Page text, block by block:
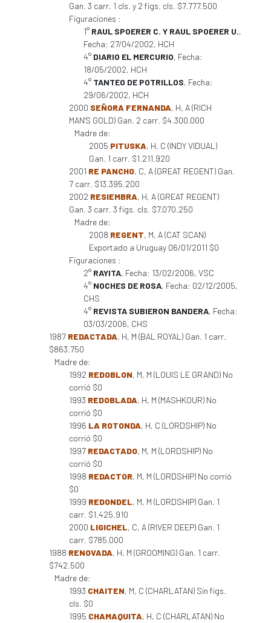
Gan. 3 carr. 1 cls. y 2 figs. cls. $7.777.500
Figuraciones :
1° RAUL SPOERER C. Y RAUL SPOERER U.,
Fecha: 27/04/2002, HCH
4° DIARIO EL MERCURIO, Fecha:
18/05/2002, HCH
4° TANTEO DE POTRILLOS, Fecha:
29/06/2002, HCH
2000 SEÑORA FERNANDA, H, A (RICH
MAN'S GOLD) Gan. 2 carr. $4.300.000
Madre de:
2005 PITUSKA, H, C (INDY VIDUAL)
Gan. 1 carr. $1.211.920
2001 RE PANCHO, C, A (GREAT REGENT) Gan.
7 carr. $13.395.200
2002 RESIEMBRA, H, A (GREAT REGENT)
Gan. 3 carr. 3 figs. cls. $7.070.250
Madre de:
2008 REGENT, M, A (CAT SCAN)
Exportado a Uruguay 06/01/2011 $0
Figuraciones :
2° RAYITA, Fecha: 13/02/2006, VSC
4° NOCHES DE ROSA, Fecha: 02/12/2005,
CHS
4° REVISTA SUBIERON BANDERA, Fecha:
03/03/2006, CHS
1987 REDACTADA, H, M (BAL ROYAL) Gan. 1 carr.
$863.750
Madre de:
1992 REDOBLON, M, M (LOUIS LE GRAND) No
corrió $0
1993 REDOBLADA, H, M (MASHKOUR) No
corrió $0
1996 LA ROTONDA, H, C (LORDSHIP) No
corrió $0
1997 REDACTADO, M, M (LORDSHIP) No
corrió $0
1998 REDACTOR, M, M (LORDSHIP) No corrió
$0
1999 REDONDEL, M, M (LORDSHIP) Gan. 1
carr. $1.425.910
2000 LIGICHEL, C, A (RIVER DEEP) Gan. 1
carr. $785.000
1988 RENOVADA, H, M (GROOMING) Gan. 1 carr.
$742.500
Madre de:
1993 CHAITEN, M, C (CHARLATAN) Sin figs.
cls. $0
1995 CHAMAQUITA, H, C (CHARLATAN) No